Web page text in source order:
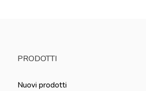
PRODOTTI
Nuovi prodotti